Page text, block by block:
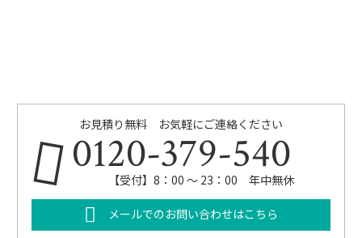
お見積り無料 お気軽にご連絡ください
0120-379-540
【受付】8：00 ～ 23：00 年中無休
メールでのお問い合わせはこちら